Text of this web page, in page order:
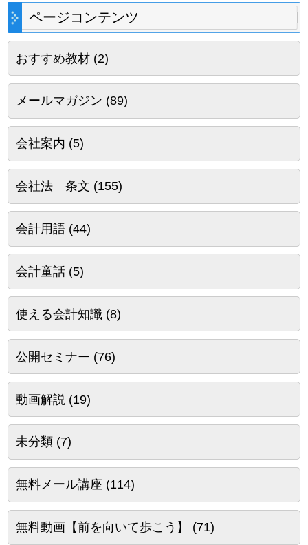
ページコンテンツ
おすすめ教材(2)
メールマガジン (89)
会社案内 (5)
会社法 条文 (155)
会計用語(44)
会計童話(5)
使える会計知識(8)
公開セミナー (76)
動画解説 (19)
未分類(7)
無料メール講座 (114)
無料動画【前を向いて歩こう】 (71)